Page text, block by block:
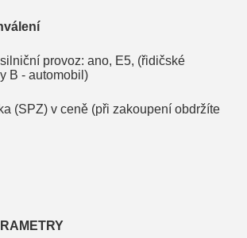
provoz: ano, E5, (řidičské
B - automobil)
(SPZ) v ceně (při zakoupení obdržíte